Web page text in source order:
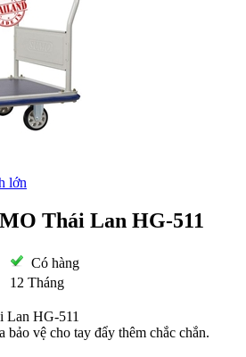
lớn
Thái Lan HG-511
Có hàng
12 Tháng
Lan HG-511
vệ cho tay đẩy thêm chắc chắn.